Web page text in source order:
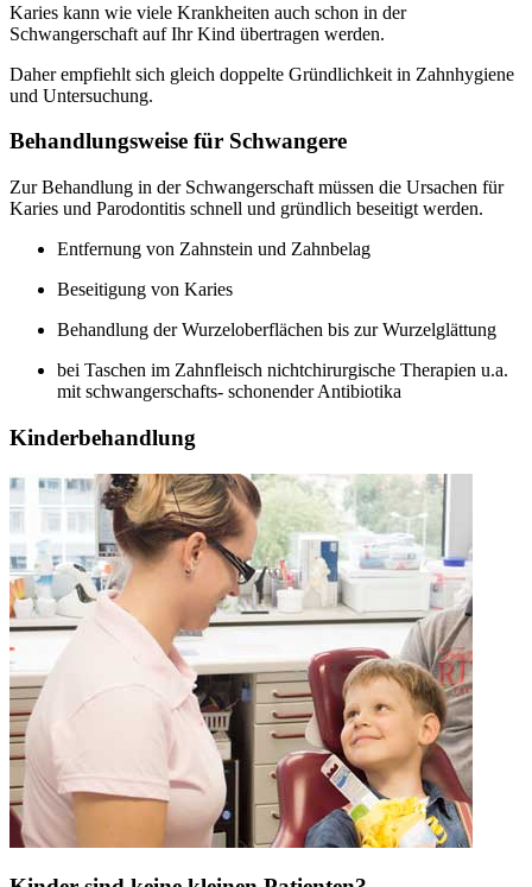
Karies kann wie viele Krankheiten auch schon in der
Schwangerschaft auf Ihr Kind übertragen werden.
Daher empfiehlt sich gleich doppelte Gründlichkeit in Zahnhygiene
und Untersuchung.
Behandlungsweise für Schwangere
Zur Behandlung in der Schwangerschaft müssen die Ursachen für
Karies und Parodontitis schnell und gründlich beseitigt werden.
Entfernung von Zahnstein und Zahnbelag
Beseitigung von Karies
Behandlung der Wurzeloberflächen bis zur Wurzelglättung
bei Taschen im Zahnfleisch nichtchirurgische Therapien u.a.
mit schwangerschafts- schonender Antibiotika
Kinderbehandlung